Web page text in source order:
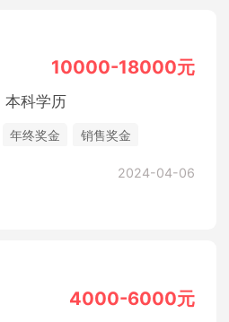
10000-18000元
本科学历
年终奖金
销售奖金
2024-04-06
4000-6000元